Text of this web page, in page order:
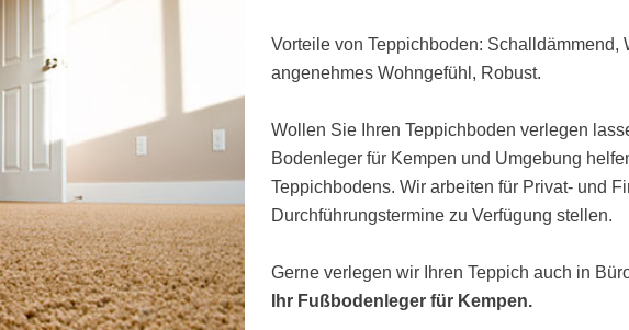
Vorteile von Teppichboden:
angenehmes Wohngefühl, Robust.
Wollen Sie Ihren Teppichboden verlegen
Bodenleger für Kempen und Umgebung
Teppichbodens. Wir arbeiten für Privat- und
Durchführungstermine zu Verfügung stellen.
Gerne verlegen wir Ihren Teppich auch in
Ihr Fußbodenleger für Kempen.